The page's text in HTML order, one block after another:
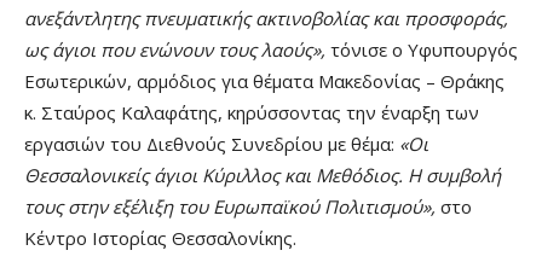
ανεξάντλητης πνευματικής ακτινοβολίας και προσφοράς,
ως άγιοι που ενώνουν τους λαούς», τόνισε ο Υφυπουργός
Εσωτερικών, αρμόδιος για θέματα Μακεδονίας – Θράκης
κ. Σταύρος Καλαφάτης, κηρύσσοντας την έναρξη των
εργασιών του Διεθνούς Συνεδρίου με θέμα: «Οι
Θεσσαλονικείς άγιοι Κύριλλος και Μεθόδιος. Η συμβολή
τους στην εξέλιξη του Ευρωπαϊκού Πολιτισμού», στο
Κέντρο Ιστορίας Θεσσαλονίκης.